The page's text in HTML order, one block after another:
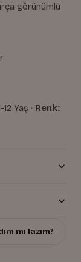
görünümlü
12 Yaş · Renk:
mı lazım?